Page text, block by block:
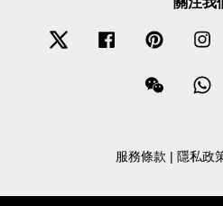
Twitter Facebook Pinterest
Wechat
服務條款 | 隱私政